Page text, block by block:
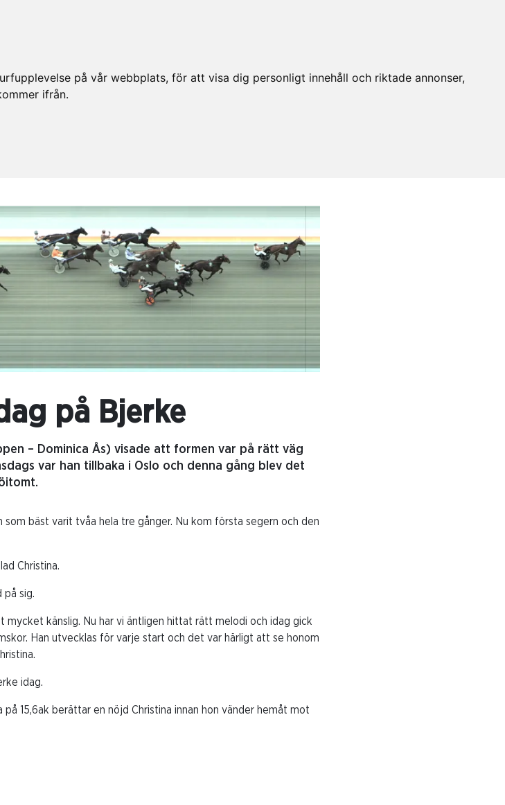
på vår webbplats, för att visa dig personligt innehåll och riktade annonser,
ifrån.
på Bjerke
– Dominica Ås) visade att formen var på rätt väg
var han tillbaka i Oslo och denna gång blev det
som bäst varit tvåa hela tre gånger. Nu kom första segern och den
Christina.
på sig.
känslig. Nu har vi äntligen hittat rätt melodi och idag gick
Han utvecklas för varje start och det var härligt att se honom
idag.
15,6ak berättar en nöjd Christina innan hon vänder hemåt mot